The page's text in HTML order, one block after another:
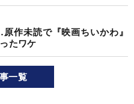
作未読で『映画ちいかわ』
たワケ
一覧